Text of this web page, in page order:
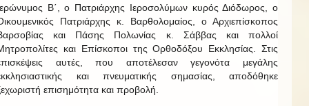
Β΄, ο Πατριάρχης Ιεροσολύμων κυρός Διόδωρος, ο
Πατριάρχης κ. Βαρθολομαίος, ο Αρχιεπίσκοπος
και Πάσης Πολωνίας κ. Σάββας και πολλοί
και Επίσκοποι της Ορθοδόξου Εκκλησίας. Στις
αυτές, που αποτέλεσαν γεγονότα μεγάλης
και πνευματικής σημασίας, αποδόθηκε
επισημότητα και προβολή.